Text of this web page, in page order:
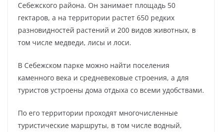
Себежского района. Он занимает площадь 50
гектаров, а на территории растет 650 редких
разновидностей растений и 200 видов животных, в
том числе медведи, лисы и лоси.
В Себежском парке можно найти поселения
каменного века и средневековые строения, а для
туристов устроены дома отдыха со всеми удобствами.
По его территории проходят многочисленные
туристические маршруты, в том числе водный,